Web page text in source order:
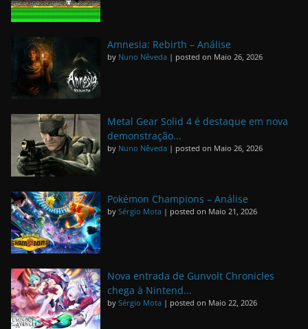
Amnesia: Rebirth – Análise
by Nuno Nêveda | posted on Maio 26, 2026
Metal Gear Solid 4 é destaque em nova
demonstração...
by Nuno Nêveda | posted on Maio 26, 2026
Pokémon Champions – Análise
by Sérgio Mota | posted on Maio 21, 2026
Nova entrada de Gunvolt Chronicles
chega à Nintend...
by Sérgio Mota | posted on Maio 22, 2026